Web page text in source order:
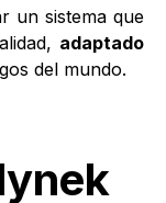
un sistema que
adaptado
del mundo.